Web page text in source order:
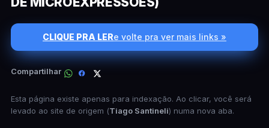
CLIQUE PRA LERe volte pra ver mais links »
Compartilhar
Esta página existe apenas para indexação. Ao clicar, você será
levado ao site de origem (Tiago Santineli) numa nova aba.